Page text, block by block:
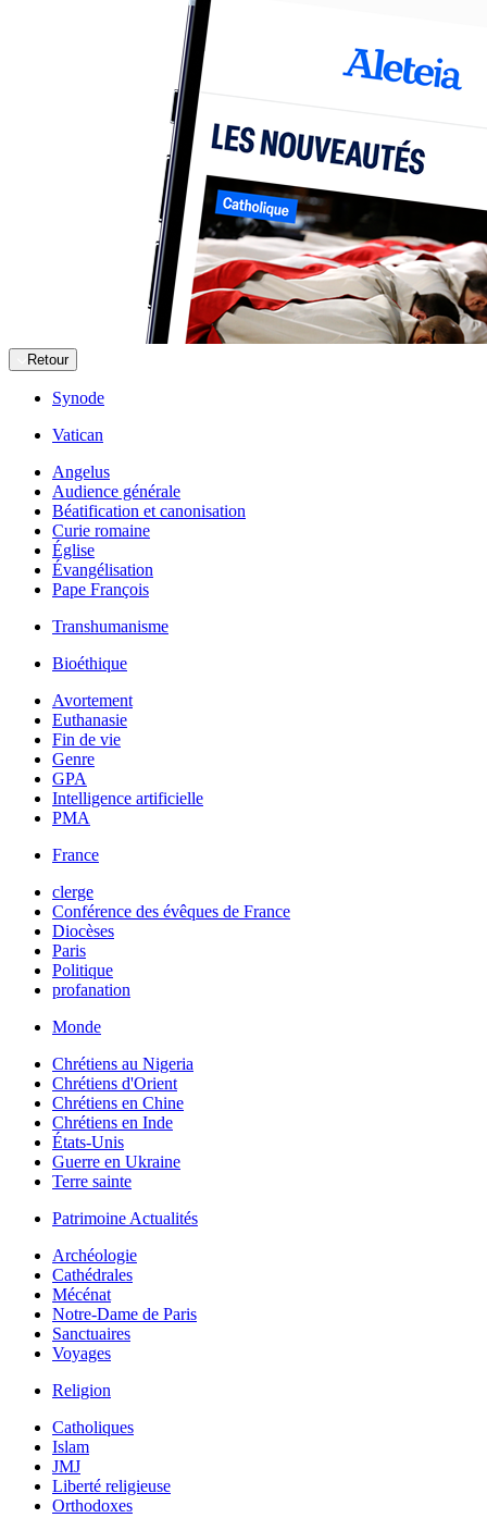
Retour
Synode
Vatican
Angelus
Audience générale
Béatification et canonisation
Curie romaine
Église
Évangélisation
Pape François
Transhumanisme
Bioéthique
Avortement
Euthanasie
Fin de vie
Genre
GPA
Intelligence artificielle
PMA
France
clerge
Conférence des évêques de France
Diocèses
Paris
Politique
profanation
Monde
Chrétiens au Nigeria
Chrétiens d'Orient
Chrétiens en Chine
Chrétiens en Inde
États-Unis
Guerre en Ukraine
Terre sainte
Patrimoine Actualités
Archéologie
Cathédrales
Mécénat
Notre-Dame de Paris
Sanctuaires
Voyages
Religion
Catholiques
Islam
JMJ
Liberté religieuse
Orthodoxes